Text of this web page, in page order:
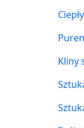
Kliny